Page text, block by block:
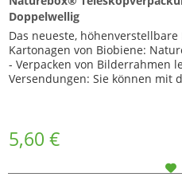
Doppelwellig
Das neueste,
Kartonagen von Biobiene:
- Verpacken von Bilderrahmen
Versendungen: Sie können mit
5,60 €